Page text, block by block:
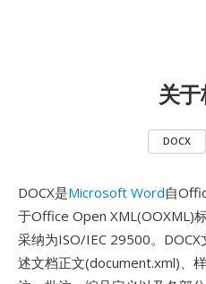
关
DOCX
DOCX是Microsoft Word自
于Office Open XML(OOXML)
采纳为ISO/IEC 29500。
述文档正文(document.xml)、